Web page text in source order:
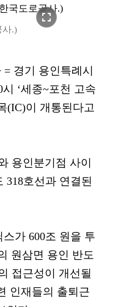
fullscreen
사.)
경기 용인특례시
‘세종~포천 고속
(IC)이 개통된다고
용인분기점 사이
318호선과 연결된
가 600조 원을 투
원삼면 용인 반도
접근성이 개선될
인재들의 출퇴근